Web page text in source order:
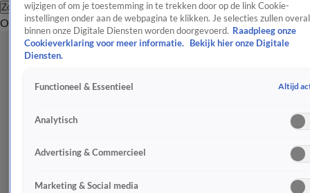
Zoeken
OverzichtEntertainmentSpraakmakendRealityCrimeVideo's
wijzigen of om je toestemming in te trekken door op de link Cookie-
instellingen onder aan de webpagina te klikken. Je selecties zullen overal
binnen onze Digitale Diensten worden doorgevoerd. Raadpleeg onze
Cookieverklaring voor meer informatie.
Bekijk hier onze Digitale
Diensten.
Functioneel & Essentieel Altijd
Analytisch
Advertising & Commercieel
Marketing & Social media